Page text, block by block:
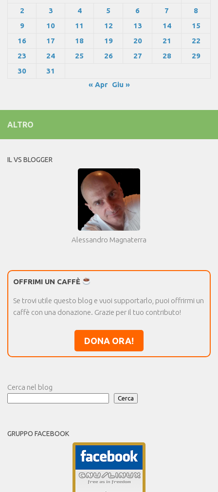
2
3 4 5 6 7
8
9
10 11 12 13 14
15
16
17 18 19 20 21
22
23
24 25 26 27 28
29
30
31
« Apr
Giu »
ALTRO
IL VS BLOGGER
Alessandro Magnaterra
OFFRIMI UN CAFFÈ
Se trovi utile questo blog e vuoi supportarlo, puoi offrirmi un
caffè con una donazione. Grazie per il tuo contributo!
DONA ORA!
Cerca nel blog
Cerca
GRUPPO FACEBOOK